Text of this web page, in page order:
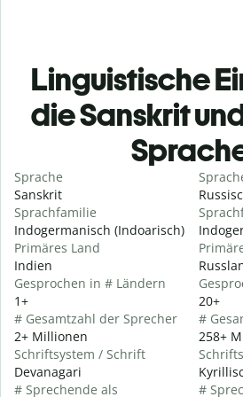
Linguistische
die Sanskrit
Sprache
Sanskrit
Sprachfamilie
Indogermanisch (Indoarisch)
Primäres Land
Indien
Gesprochen in # Ländern
1+
# Gesamtzahl der Sprecher
2+ Millionen
Schriftsystem / Schrift
Devanagari
# Sprechende als
20+
#
258+
#